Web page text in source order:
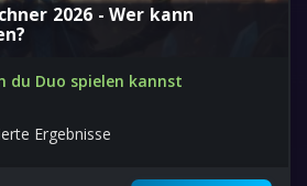
2026 - Wer kann
du Duo spielen kannst
Ergebnisse